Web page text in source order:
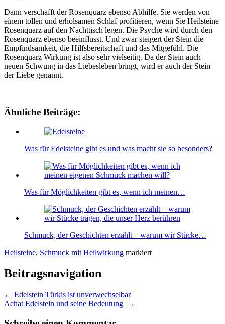
Dann verschafft der Rosenquarz ebenso Abhilfe. Sie werden von
einem tollen und erholsamen Schlaf profitieren, wenn Sie Heilsteine
Rosenquarz auf den Nachttisch legen. Die Psyche wird durch den
Rosenquarz ebenso beeinflusst. Und zwar steigert der Stein die
Empfindsamkeit, die Hilfsbereitschaft und das Mitgefühl. Die
Rosenquarz Wirkung ist also sehr vielseitig. Da der Stein auch
neuen Schwung in das Liebesleben bringt, wird er auch der Stein
der Liebe genannt.
Ähnliche Beiträge:
Was für Edelsteine gibt es und was macht sie so besonders?
Was für Möglichkeiten gibt es, wenn ich meinen…
Schmuck, der Geschichten erzählt – warum wir Stücke…
Heilsteine, Schmuck mit Heilwirkung markiert
Beitragsnavigation
← Edelstein Türkis ist unverwechselbar
Achat Edelstein und seine Bedeutung
→